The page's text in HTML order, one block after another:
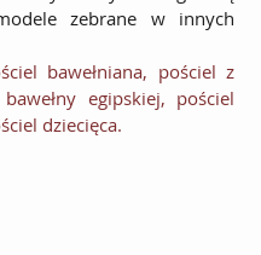
zebrane w innych
bawełniana, pościel z
egipskiej, pościel
dziecięca.